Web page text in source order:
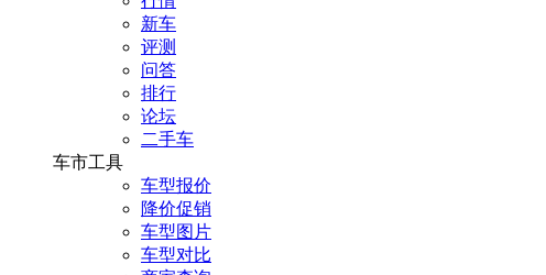
新车
评测
问答
排行
论坛
二手车
车市工具
车型报价
降价促销
车型图片
车型对比